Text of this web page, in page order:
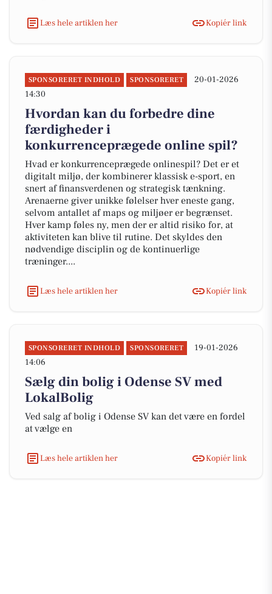
Læs hele artiklen her Kopiér link
SPONSORERET INDHOLD SPONSORERET
20-01-2026
14:30
Hvordan kan du forbedre dine
færdigheder i
konkurrenceprægede online spil?
Hvad er konkurrenceprægede onlinespil? Det er et
digitalt miljø, der kombinerer klassisk e-sport, en
snert af finansverdenen og strategisk tænkning.
Arenaerne giver unikke følelser hver eneste gang,
selvom antallet af maps og miljøer er begrænset.
Hver kamp føles ny, men der er altid risiko for, at
aktiviteten kan blive til rutine. Det skyldes den
nødvendige disciplin og de kontinuerlige
træninger....
Læs hele artiklen her Kopiér link
SPONSORERET INDHOLD SPONSORERET
19-01-2026
14:06
Sælg din bolig i Odense SV med
LokalBolig
Ved salg af bolig i Odense SV kan det være en fordel
at vælge en
Læs hele artiklen her Kopiér link